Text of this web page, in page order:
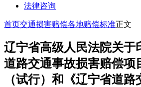
法律咨询
首页交通损害赔偿各地赔偿标准正文
辽宁省高级人民法院关于
道路交通事故损害赔偿项
（试行）和《辽宁省道